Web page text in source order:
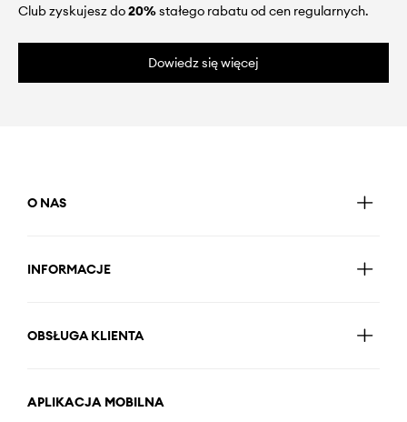
Club zyskujesz do20%stałego rabatu od cen regularnych.
Dowiedz się więcej
O NAS
INFORMACJE
OBSŁUGA KLIENTA
APLIKACJA MOBILNA